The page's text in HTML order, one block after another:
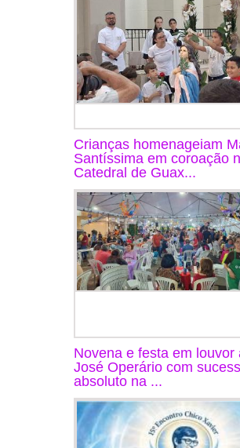
Crianças homenageiam
Santíssima em coroação
Catedral de Guax...
Novena e festa em louvor
José Operário com
absoluto na ...